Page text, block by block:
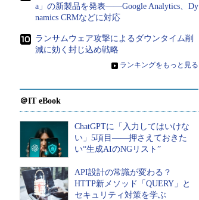
a」の新製品を発表――Google Analytics、Dy
namics CRMなどに対応
ランサムウェア攻撃によるダウンタイム削
減に効く封じ込め戦略
» ランキングをもっと見る
＠IT eBook
ChatGPTに「入力してはいけな
い」5項目――押さえておきた
い“生成AIのNGリスト”
API設計の常識が変わる？
HTTP新メソッド「QUERY」と
セキュリティ対策を学ぶ